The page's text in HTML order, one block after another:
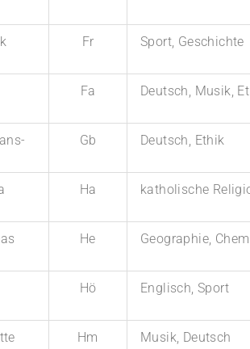
Fr Sport, Geschichte
Fa Deutsch, Musik,
Gb Deutsch, Ethik
Ha katholische
He Geographie,
Hö Englisch, Sport
Hm Musik, Deutsch